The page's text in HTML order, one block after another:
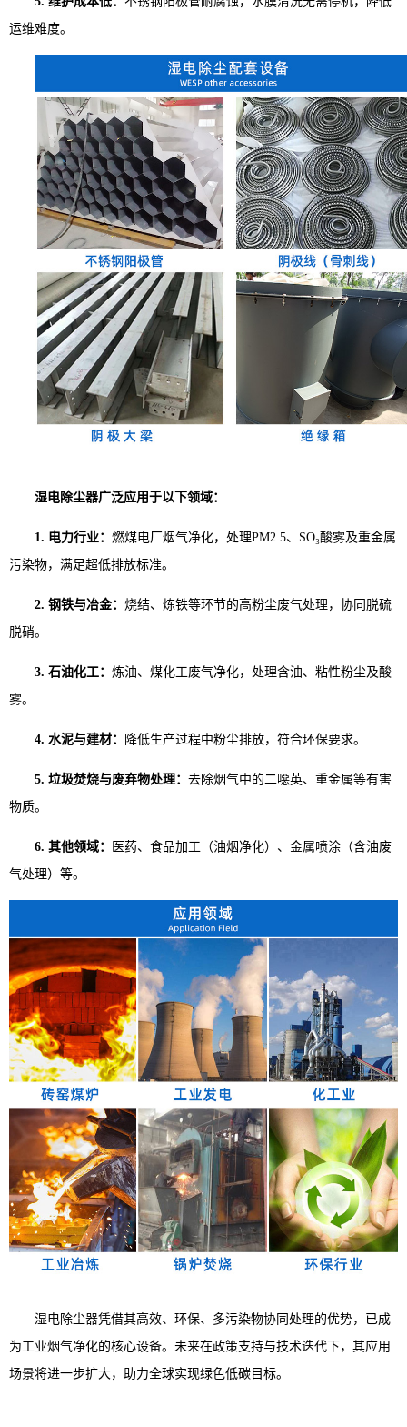
运维难度。
湿电除尘器广泛应用于以下领域：
1. 电力行业： 燃煤电厂烟气净化，处理PM2.5、SO₃酸雾及重金属
污染物，满足超低排放标准。
2. 钢铁与冶金： 烧结、炼铁等环节的高粉尘废气处理，协同脱硫
脱硝。
3. 石油化工： 炼油、煤化工废气净化，处理含油、粘性粉尘及酸
雾。
4. 水泥与建材： 降低生产过程中粉尘排放，符合环保要求。
5. 垃圾焚烧与废弃物处理： 去除烟气中的二噁英、重金属等有害
物质。
6. 其他领域：
医药、食品加工（油烟净化）、金属喷涂（含油废
气处理）等。
湿电除尘器凭借其高效、环保、多污染物协同处理的优势，已成
为工业烟气净化的核心设备。未来在政策支持与技术迭代下，其应用
场景将进一步扩大，助力全球实现绿色低碳目标。